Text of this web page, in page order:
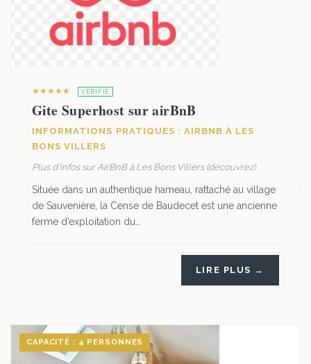
★★★★★ VÉRIFIÉ
Gite Superhost sur airBnB
INFORMATIONS PRATIQUES : AIRBNB À LES
BONS VILLERS
Plus d'infos sur AirBnB à Les Bons Villers (découvrez)
Située dans un authentique hameau, rattaché au village
de Sauvenière, la Cense de Baudecet est une ancienne
ferme d’exploitation du…
LIRE PLUS →
CAPACITÉ : 4 PERSONNES